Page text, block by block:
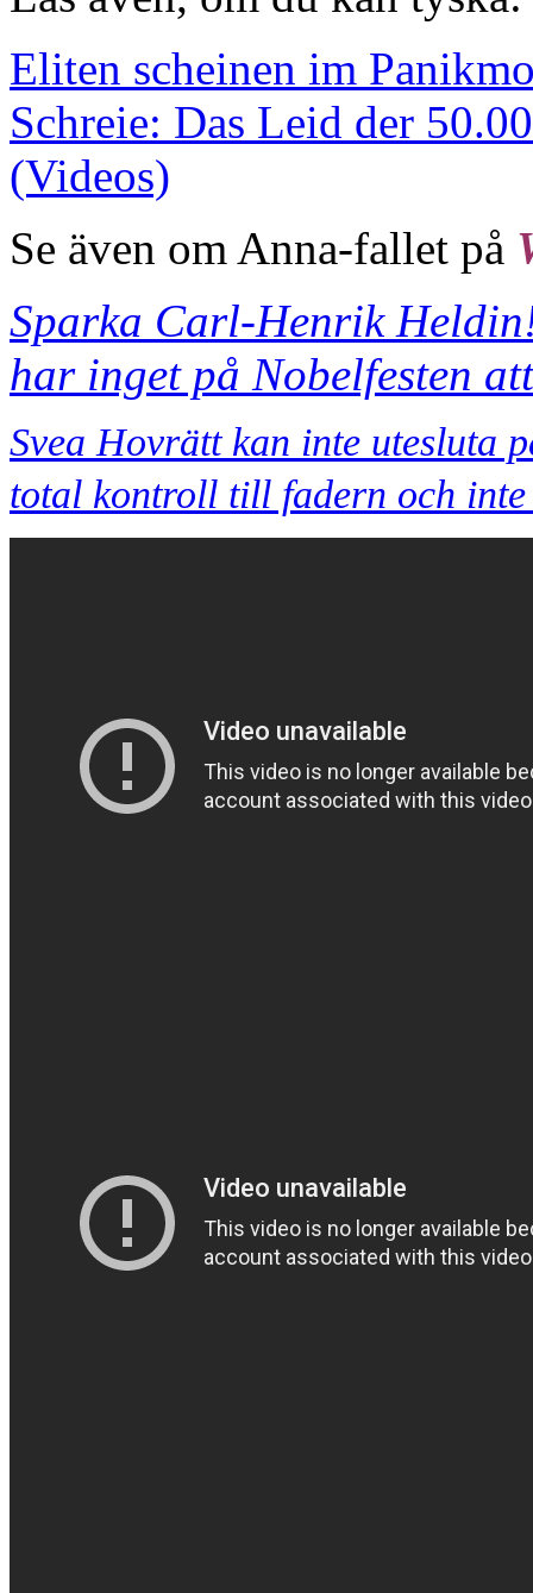
Eliten scheinen im
Schreie: Das Leid der
(Videos)
Se även om Anna-fallet på
Sparka Carl-Henrik
har inget på Nobelfesten
Svea Hovrätt kan inte utesluta
total kontroll till fadern och inte